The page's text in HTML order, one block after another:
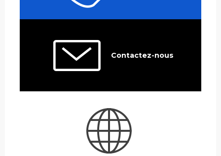
Contactez-nous